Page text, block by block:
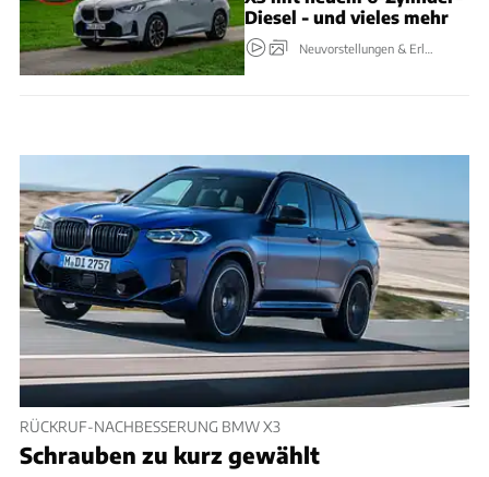
Diesel - und vieles mehr
Neuvorstellungen & Erlkönige
RÜCKRUF-NACHBESSERUNG BMW X3
Schrauben zu kurz gewählt